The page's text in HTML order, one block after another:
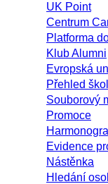
UK Point
Centrum
Platforma
Klub Alumni
Evropská
Přehled
Souborový
Promoce
Evidence
Nástěnka
Hledání